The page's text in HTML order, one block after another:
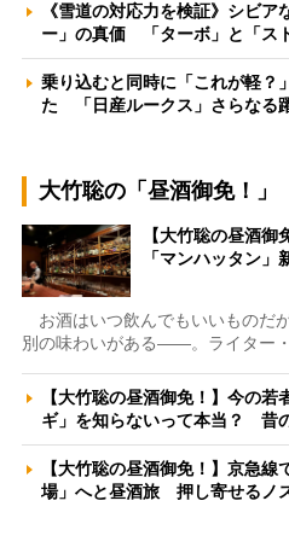
《雪道の対応力を検証》シビ
ー」の真価 「ターボ」と「ス
乗り込むと同時に「これが軽？
た 「日産ルークス」さらなる
大竹聡の「昼酒御免！」
【大竹聡の昼酒御
「マンハッタン
お酒はいつ飲んでもいいものだ
別の味わいがある――。ライター
【大竹聡の昼酒御免！】今の
ギ」を知らないって本当？ 昔
【大竹聡の昼酒御免！】京急
場」へと昼酒旅 押し寄せるノ